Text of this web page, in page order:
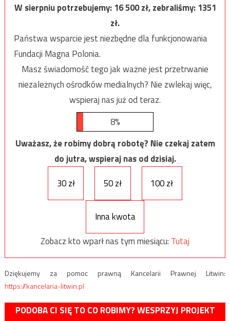
W sierpniu potrzebujemy:16 500zł, zebraliśmy:1351
zł.
Państwa wsparcie jest niezbędne dla funkcjonowania
Fundacji Magna Polonia.
Masz świadomość tego jak ważne jest przetrwanie
niezależnych ośrodków medialnych? Nie zwlekaj więc,
wspieraj nas już od teraz.
8%
Uważasz, że robimy dobrą robotę? Nie czekaj zatem
do jutra, wspieraj nas od dzisiaj.
30 zł
50 zł 100 zł
Inna kwota
Zobacz kto wparł nas tym miesiącu: Tutaj
Dziękujemy za pomoc prawną Kancelarii Prawnej Litwin:
https://kancelaria-litwin.pl
PODOBA CI SIĘ TO CO ROBIMY? WESPRZYJ PROJEKT